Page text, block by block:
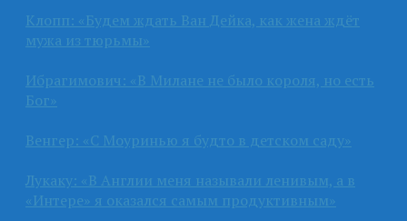
Клопп: «Будем ждать Ван Дейка, как жена ждёт
мужа из тюрьмы»
Ибрагимович: «В Милане не было короля, но есть
Бог»
Венгер: «С Моуринью я будто в детском саду»
Лукаку: «В Англии меня называли ленивым, а в
«Интере» я оказался самым продуктивным»